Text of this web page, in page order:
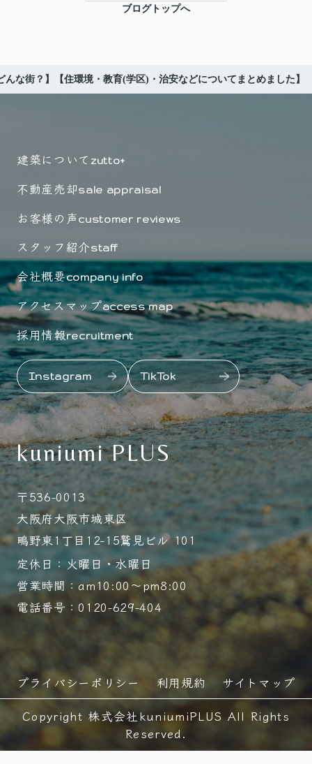
ブログトップへ
んな街？】【住環境・教育(学区)・治安などについてまとめました】
建築について zutto+
不動産売却sale appraisal
お客様の声customer reviews
スタッフ紹介staff
会社概要company info
アクセスマップaccess map
採用情報recruitment
Instagram TikTok
kuniumi PLUS
〒536-0013
大阪府大阪市城東区
鴫野東1丁目12-15鷲見ビル 101
定休日：火曜日・水曜日
営業時間：am10:00～pm8:00
電話番号：0120-629-404
プライバシーポリシー 利用規約
サイトマップ
Copyright 株式会社kuniumiPLUS All Rights
Reserved.